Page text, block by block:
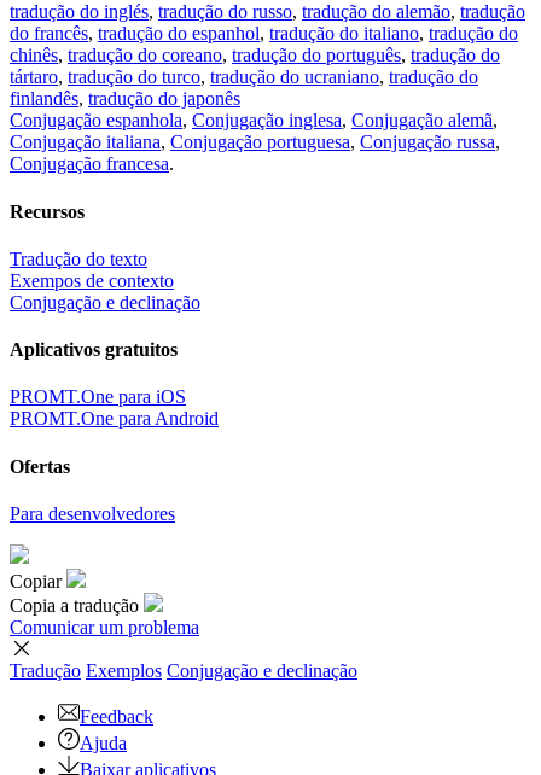
tradução do inglés, tradução do russo, tradução do alemão, tradução
do francês, tradução do espanhol, tradução do italiano, tradução do
chinês, tradução do coreano, tradução do português, tradução do
tártaro, tradução do turco, tradução do ucraniano, tradução do
finlandês, tradução do japonês
Conjugação espanhola, Conjugação inglesa, Conjugação alemã,
Conjugação italiana, Conjugação portuguesa, Conjugação russa,
Conjugação francesa.
Recursos
Tradução do texto
Exempos de contexto
Conjugação e declinação
Aplicativos gratuitos
PROMT.One para iOS
PROMT.One para Android
Ofertas
Para desenvolvedores
Copiar
Copia a tradução
Comunicar um problema
Tradução Exemplos Conjugação e declinação
Feedback
Ajuda
Baixar aplicativos